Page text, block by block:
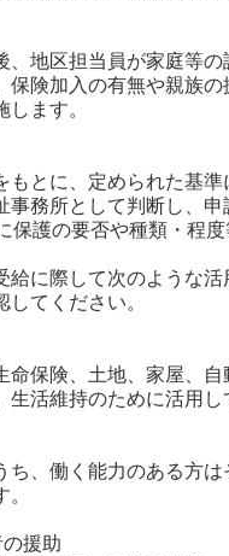
地区担当員が家庭等の
保険加入の有無や親族
します。
とに、定められた基準
事務所として判断し、
保護の要否や種類・程
に際して次のような活
してください。
保険、土地、家屋、自
生活維持のために活用し
、働く能力のある方は
援助